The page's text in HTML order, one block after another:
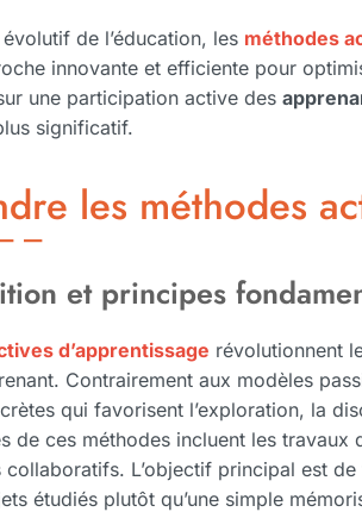
de l’éducation, les méthodes
innovante et efficiente pour
une participation active des
significatif.
les méthodes
et principes
d’apprentissage révolutionnent
Contrairement aux modèles
qui favorisent l’exploration, la
de ces méthodes incluent les
L’objectif principal est
étudiés plutôt qu’une simple